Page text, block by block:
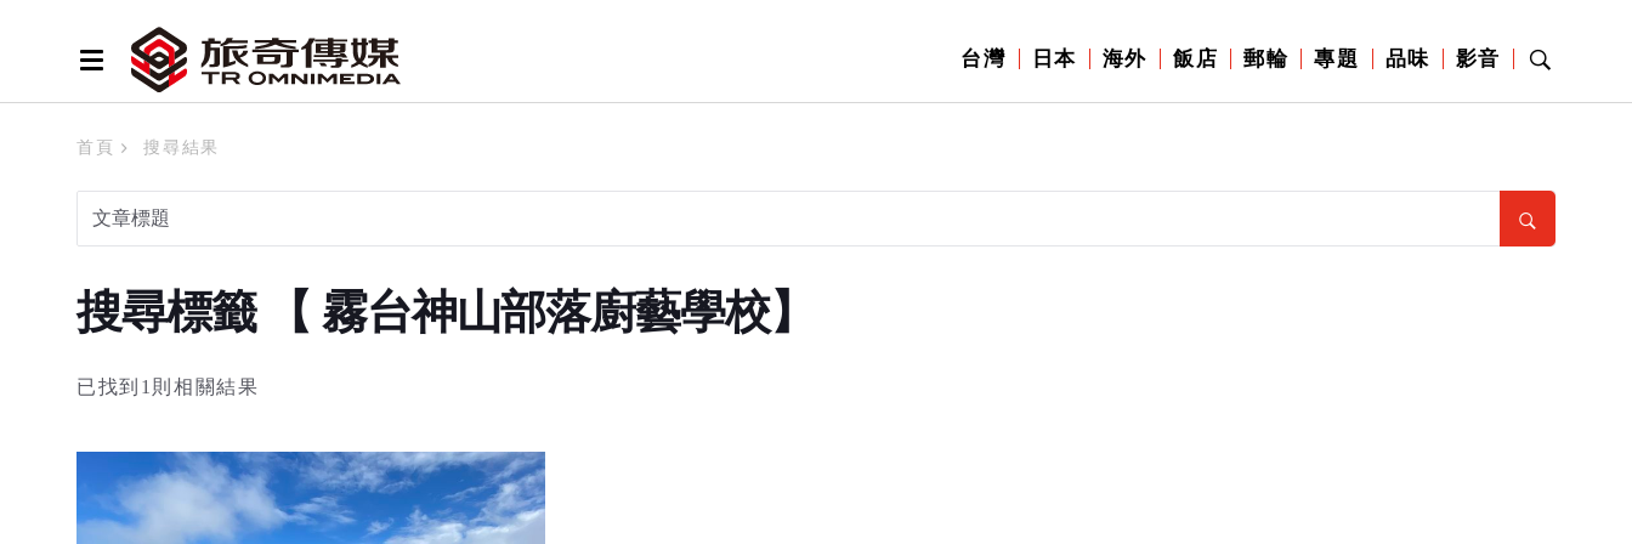
台灣 日本 海外 飯店 郵輪 專題 品味 影音
首頁 搜尋結果
搜尋標籤 【 霧台神山部落廚藝學校】
已找到1則相關結果